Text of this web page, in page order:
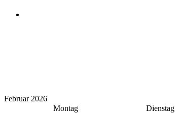
Februar 2026
Montag
Dienstag